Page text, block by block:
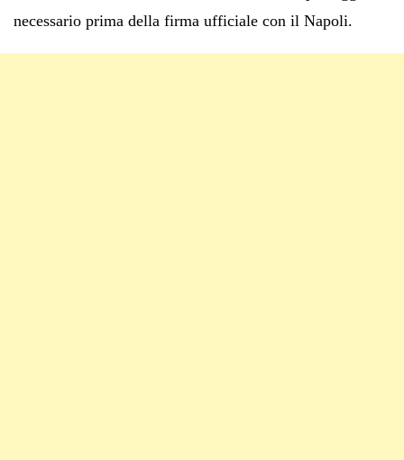
necessario prima della firma ufficiale con il Napoli.